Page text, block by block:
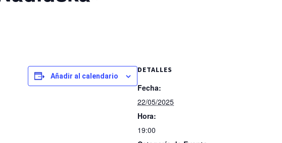
Añadir al calendario
DETALLES
Fecha:
22/05/2025
Hora:
19:00